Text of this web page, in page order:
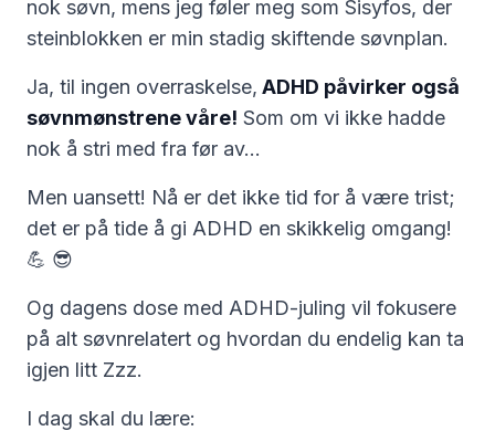
nok søvn, mens jeg føler meg som Sisyfos, der
steinblokken er min stadig skiftende søvnplan.
Ja, til ingen overraskelse, ADHD påvirker også
søvnmønstrene våre! Som om vi ikke hadde
nok å stri med fra før av...
Men uansett! Nå er det ikke tid for å være trist;
det er på tide å gi ADHD en skikkelig omgang!
💪 😎
Og dagens dose med ADHD-juling vil fokusere
på alt søvnrelatert og hvordan du endelig kan ta
igjen litt Zzz.
I dag skal du lære: